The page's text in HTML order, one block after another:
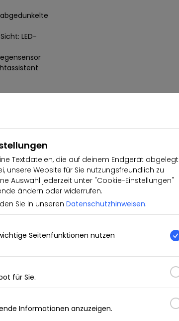
Textdateien, die auf deinem Endgerät abgelegt
unsere Website für Sie nutzungsfreundlich zu
Auswahl jederzeit unter "Cookie-Einstellungen"
ändern oder widerrufen.
Sie in unseren Datenschutzhinweisen.
Seitenfunktionen nutzen
für Sie.
Informationen anzuzeigen.
LED-
inkl. City-
Stop-
digitaler
haben Mo-Fr.
wir
oder